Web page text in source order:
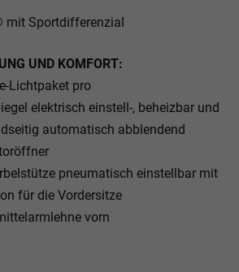
mit Sportdifferenzial
UND KOMFORT:
Lichtpaket pro
elektrisch einstell-, beheizbar und
automatisch abblendend
pneumatisch einstellbar mit
für die Vordersitze
vorn